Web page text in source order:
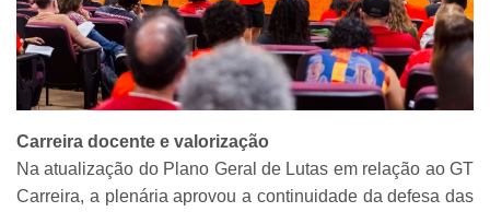
Carreira docente e valorização
Na atualização do Plano Geral de Lutas em relação ao GT
Carreira, a plenária aprovou a continuidade da defesa das